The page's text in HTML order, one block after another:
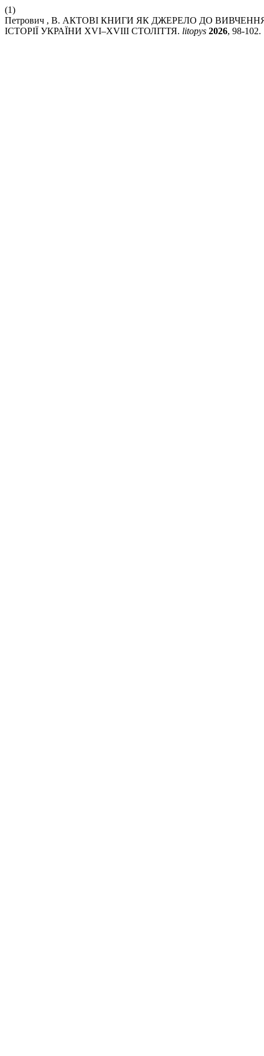
(1)
Петрович , В. АКТОВІ КНИГИ ЯК ДЖЕРЕЛО ДО
ІСТОРІЇ УКРАЇНИ ХVІ–ХVІІІ СТОЛІТТЯ. litopys 2026, 98-102.